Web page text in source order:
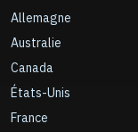
Allemagne
Australie
Canada
États-Unis
France